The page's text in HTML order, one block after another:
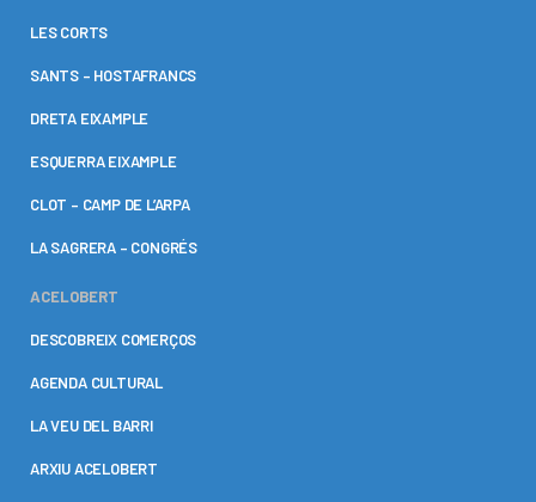
LES CORTS
SANTS – HOSTAFRANCS
DRETA EIXAMPLE
ESQUERRA EIXAMPLE
CLOT – CAMP DE L’ARPA
LA SAGRERA – CONGRÉS
ACELOBERT
DESCOBREIX COMERÇOS
AGENDA CULTURAL
LA VEU DEL BARRI
ARXIU ACELOBERT